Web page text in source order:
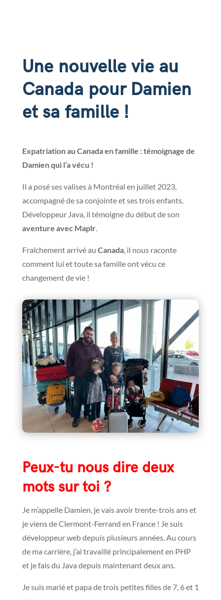
Une nouvelle vie au
Canada pour Damien
et sa famille !
Expatriation au Canada en famille : témoignage de
Damien qui l’a vécu !
Il a posé ses valises à Montréal en juillet 2023,
accompagné de sa conjointe et ses trois enfants.
Développeur Java, il témoigne du début de son
aventure avec Maplr.
Fraîchement arrivé au Canada, il nous raconte
comment lui et toute sa famille ont vécu ce
changement de vie !
Peux-tu nous dire deux
mots sur toi ?
Je m’appelle Damien, je vais avoir trente-trois ans et
je viens deClermont-Ferrand en France ! Jesuis
développeur web depuis plusieurs années. Au cours
de ma carrière, j’ai travaillé principalement en PHP
et je fais du Java depuis maintenant deux ans.
Je suis marié et papa de trois petites filles de 7, 6 et 1